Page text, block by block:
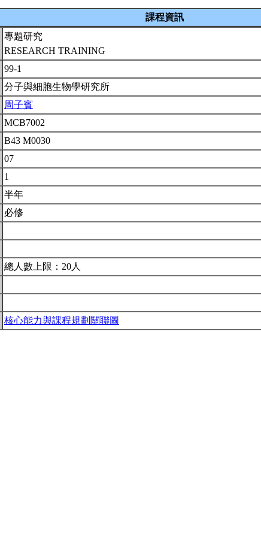
課程資訊
專題研究
RESEARCH TRAINING
99-1
分子與細胞生物學研究所
周子賓
MCB7002
B43 M0030
07
1
半年
必修
總人數上限：20人
核心能力與課程規劃關聯圖